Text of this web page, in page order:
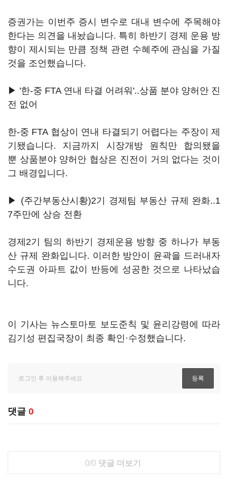
증권가는 이번주 증시 변수로 대내 변수에 주목해야
한다는 의견을 내놨습니다. 특히 하반기 경제 운용 방
향이 제시되는 만큼 정책 관련 수혜주에 관심을 가질
것을 조언했습니다.
▶ '한-중 FTA 연내 타결 어려워'..상품 분야 양허안 진
전 없어
한-중 FTA 협상이 연내 타결되기 어렵다는 주장이 제
기됐습니다. 지금까지 시장개방 원칙만 합의됐을
뿐 상품분야 양허안 협상은 진전이 거의 없다는 것이
그 배경입니다.
▶ (주간부동산시황)2기 경제팀 부동산 규제 완화..1
7주만에 상승 전환
경제2기 팀의 하반기 경제운용 방향 중 하나가 부동
산 규제 완화입니다. 이러한 방안이 윤곽을 드러내자
수도권 아파트 값이 반등에 성공한 것으로 나타났습
니다.
이 기사는 뉴스토마토 보도준칙 및 윤리강령에 따라
김기성 편집국장이 최종 확인·수정했습니다.
댓글 0
0/0 댓글 더보기